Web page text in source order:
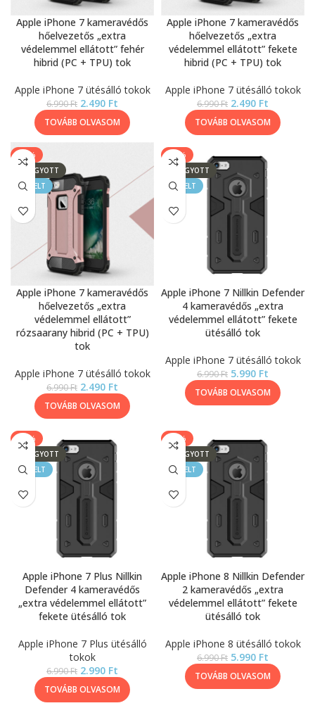
Apple iPhone 7 kameravédős
hőelvezetős „extra
védelemmel ellátott” fehér
hibrid (PC + TPU) tok
Apple iPhone 7 ütésálló tokok
6.990Ft 2.490 Ft
TOVÁBB OLVASOM
Apple iPhone 7 kameravédős
hőelvezetős „extra
védelemmel ellátott” fekete
hibrid (PC + TPU) tok
Apple iPhone 7 ütésálló tokok
6.990Ft 2.490 Ft
TOVÁBB OLVASOM
-64%
ELFOGYOTT
KIEMELT
Apple iPhone 7 kameravédős
hőelvezetős „extra
védelemmel ellátott”
rózsaarany hibrid (PC + TPU)
tok
Apple iPhone 7 ütésálló tokok
6.990Ft 2.490 Ft
TOVÁBB OLVASOM
-14%
ELFOGYOTT
KIEMELT
Apple iPhone 7 Nillkin Defender
4 kameravédős „extra
védelemmel ellátott” fekete
ütésálló tok
Apple iPhone 7 ütésálló tokok
6.990Ft 5.990 Ft
TOVÁBB OLVASOM
-57%
ELFOGYOTT
KIEMELT
Apple iPhone 7 Plus Nillkin
Defender 4 kameravédős
„extra védelemmel ellátott”
fekete ütésálló tok
Apple iPhone 7 Plus ütésálló
tokok
6.990Ft 2.990 Ft
TOVÁBB OLVASOM
-14%
ELFOGYOTT
KIEMELT
Apple iPhone 8 Nillkin Defender
2 kameravédős „extra
védelemmel ellátott” fekete
ütésálló tok
Apple iPhone 8 ütésálló tokok
6.990Ft 5.990 Ft
TOVÁBB OLVASOM